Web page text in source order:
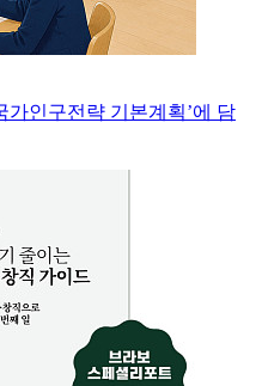
가인구전략 기본계획’에 담